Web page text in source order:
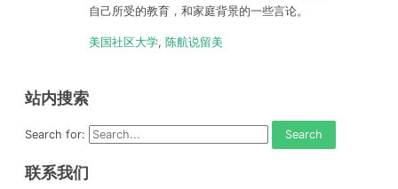
自己所受的教育，和家庭背景的一些言论。
美国社区大学, 陈航说留美
站内搜索
Search for:
联系我们